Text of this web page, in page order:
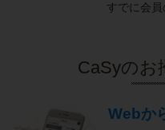
すでに会員
CaSyのお
Webか